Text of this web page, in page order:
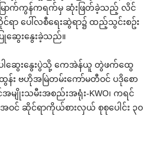
ောက်ကွန်ကရက်မှ ဆုံးဖြတ်ခဲ့သည့် လိင်
ရာ ပေါ်လစီရေးဆွဲရာ၌ ထည့်သွင်းစဥ်း
ြုဆွေးနွေးခဲ့သည်။
ဆွေးနွေးပွဲသို့ ကေအဲန်ယူ တွဲဖက်ထွေ
န်း ဗဟိုအမြဲတမ်းကော်မတီဝင် ပဒိုစော
င်အမျိုးသမီးအစည်းအရုံး-KWO၊ ကရင်
ဝင် ဆိုင်ရာကိုယ်စားလှယ် စုစုပေါင်း ၃၀